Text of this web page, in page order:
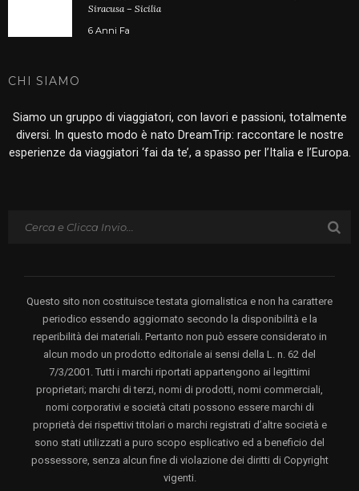
Siracusa – Sicilia
6 Anni Fa
CHI SIAMO
Siamo un gruppo di viaggiatori, con lavori e passioni, totalmente
diversi. In questo modo è nato DreamTrip: raccontare le nostre
esperienze da viaggiatori ‘fai da te’, a spasso per l’Italia e l’Europa.
Questo sito non costituisce testata giornalistica e non ha carattere
periodico essendo aggiornato secondo la disponibilità e la
reperibilità dei materiali. Pertanto non può essere considerato in
alcun modo un prodotto editoriale ai sensi della L. n. 62 del
7/3/2001. Tutti i marchi riportati appartengono ai legittimi
proprietari; marchi di terzi, nomi di prodotti, nomi commerciali,
nomi corporativi e società citati possono essere marchi di
proprietà dei rispettivi titolari o marchi registrati d’altre società e
sono stati utilizzati a puro scopo esplicativo ed a beneficio del
possessore, senza alcun fine di violazione dei diritti di Copyright
vigenti.